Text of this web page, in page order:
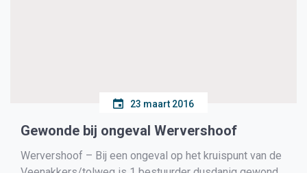
23 maart 2016
Gewonde bij ongeval Wervershoof
Wervershoof – Bij een ongeval op het kruispunt van de